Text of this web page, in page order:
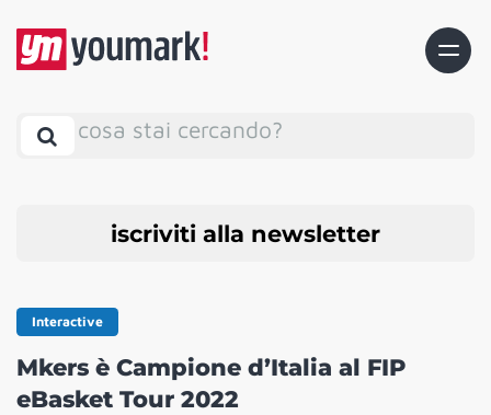
cosa stai cercando?
iscriviti alla newsletter
Interactive
Mkers è Campione d’Italia al FIP
eBasket Tour 2022